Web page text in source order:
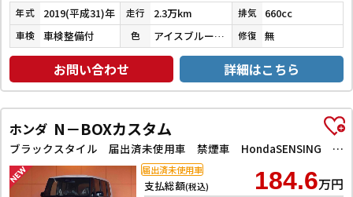
年式 2019(平成31)年 走行 2.3万km 排気 660cc
車検 車検整備付 色 アイスブルーチタンメタリック 修復 無
お問い合わせ 詳細はこちら
ホンダ N－BOXカスタム
ブラックスタイル 届出済未使用車 禁煙車 HondaSENSING 両側自動ドア 電子パーキング 革巻きステアリング 前席シートヒーター LEDヘッドライト フォグライト アダプティブクルーズコントロール スマートキー
支払総額(税込) 184.6万円
届出済未使用車